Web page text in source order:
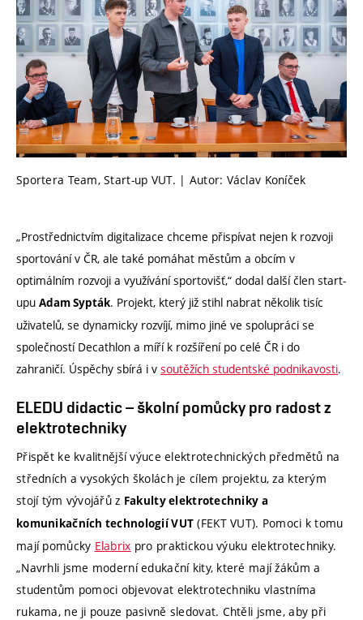
Sportera Team, Start-up VUT. | Autor: Václav Koníček
„Prostřednictvím digitalizace chceme přispívat nejen k rozvoji
sportování v ČR, ale také pomáhat městům a obcím v
optimálním rozvoji a využívání sportovišť,“ dodal další člen start-
upu Adam Sypták. Projekt, který již stihl nabrat několik tisíc
uživatelů, se dynamicky rozvíjí, mimo jiné ve spolupráci se
společností Decathlon a míří k rozšíření po celé ČR i do
zahraničí. Úspěchy sbírá i v soutěžích studentské podnikavosti.
ELEDU didactic – školní pomůcky pro radost z
elektrotechniky
Přispět ke kvalitnější výuce elektrotechnických předmětů na
středních a vysokých školách je cílem projektu, za kterým
stojí tým vývojářů z Fakulty elektrotechniky a
komunikačních technologií VUT (FEKT VUT). Pomoci k tomu
mají pomůcky Elabrix pro praktickou výuku elektrotechniky.
„Navrhli jsme moderní edukační kity, které mají žákům a
studentům pomoci objevovat elektrotechniku vlastníma
rukama, ne ji pouze pasivně sledovat. Chtěli jsme, aby při